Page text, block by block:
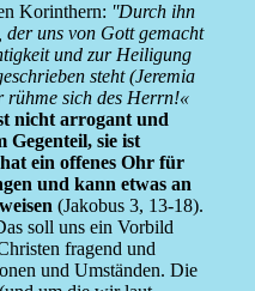
Korinthern: ''Durch ihn
uns von Gott gemacht
und zur Heiligung
steht (Jeremia
rühme sich des Herrn!«
nicht arrogant und
Gegenteil, sie ist
ein offenes Ohr für
und kann etwas an
(Jakobus 3, 13-18).
soll uns ein Vorbild
fragend und
und Umständen. Die